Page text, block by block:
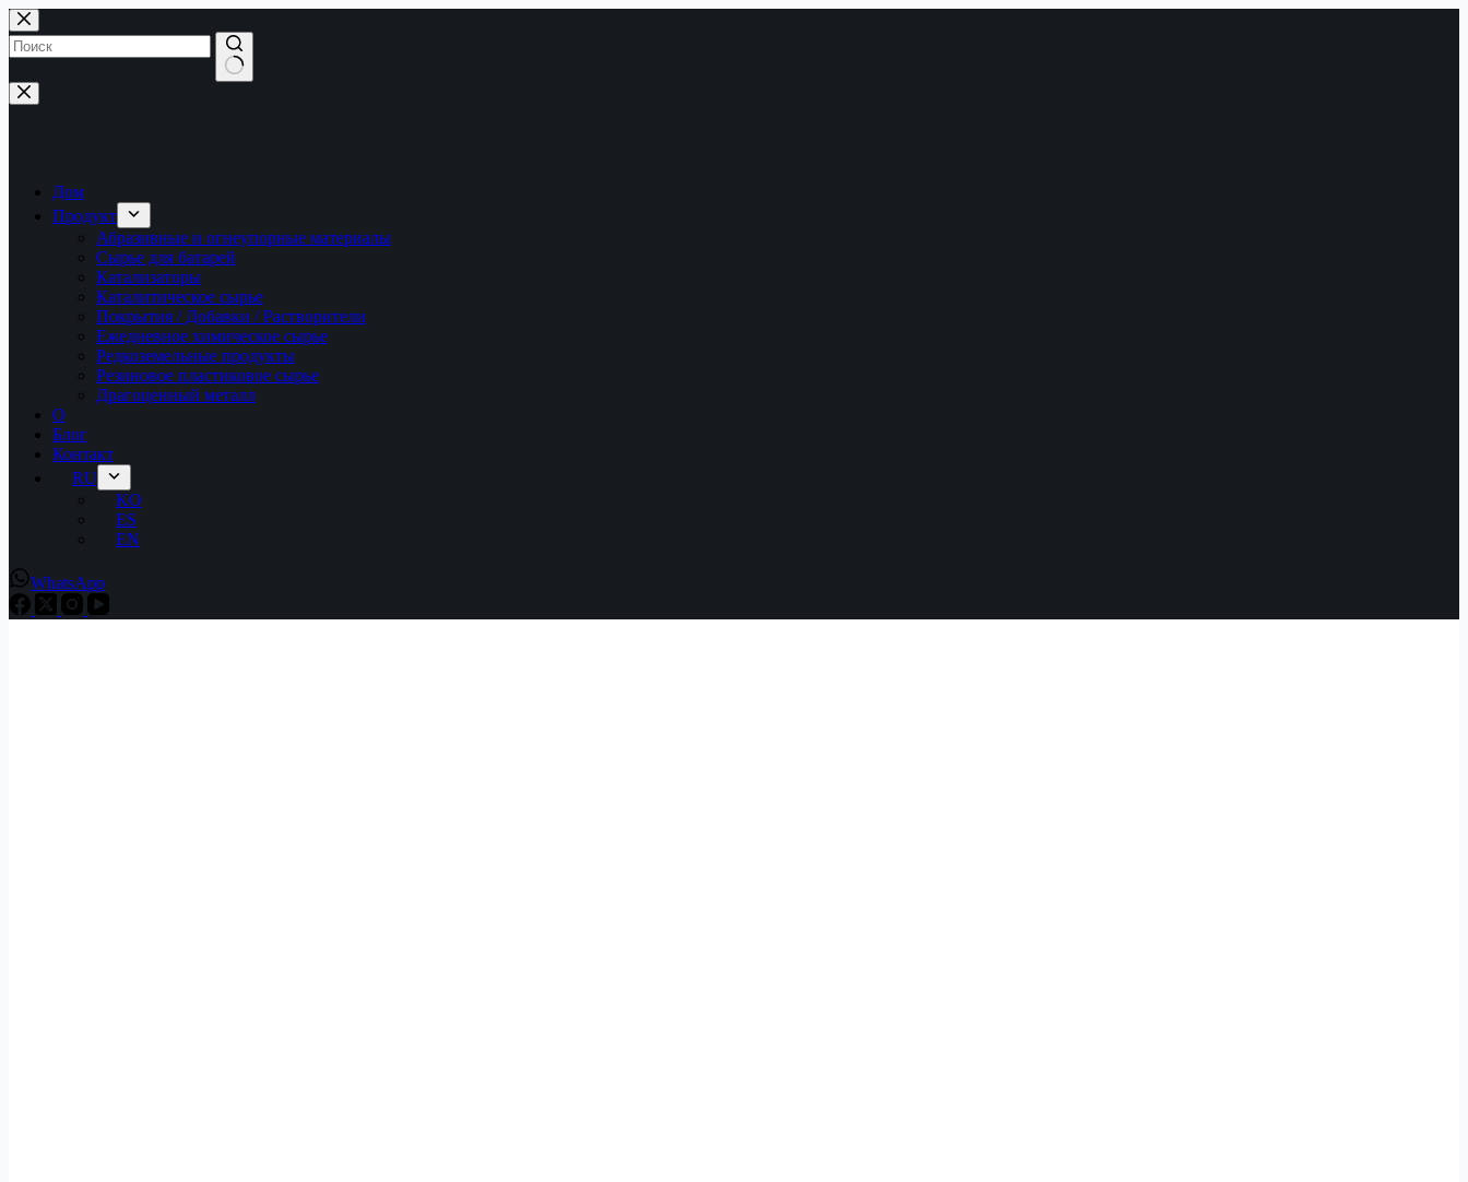
Перейти
к
сути
Ничего
не
Дом
Продукт
Абразивные и огнеупорные материалы
Сырье для батарей
Катализаторы
Каталитическое сырье
Покрытия / Добавки / Растворители
Ежедневное химическое сырье
Редкоземельные продукты
Резиновое пластиковое сырье
Драгоценный металл
О
Блог
Контакт
RU
KO
ES
EN
WhatsApp